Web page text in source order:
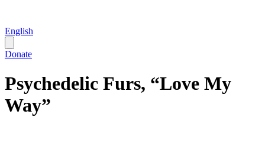
English
Donate
Psychedelic Furs, “Love My
Way”